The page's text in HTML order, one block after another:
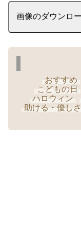
画像のダウンロ
おすすめ
こどもの日
ハロウィン
助ける・優しさ